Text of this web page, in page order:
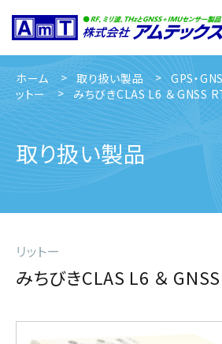
ホーム 取り扱い製品 GPS・
ットー
みちびきCLAS L6 ＆ GNSS
取り扱い製品
リットー
みちびきCLAS L6 ＆